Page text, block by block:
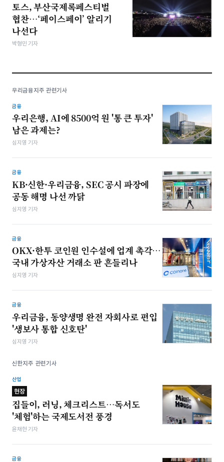
토스, 부산국제록페스티벌
협찬…‘페이스페이’ 알리기
나선다
박형민 기자
우리금융지주 관련기사
금융
우리은행, AI에 8500억 원 '통 큰 투자'
남은 과제는?
심지영 기자
금융
KB·신한·우리금융, SEC 공시 파장에
공동 해명 나선 까닭
심지영 기자
금융
OKX·한투 코인원 인수설에 업계 촉각…
국내 가상자산 거래소 판 흔들리나
심지영 기자
금융
우리금융, 동양생명 완전 자회사로 편입
'생보사 통합 신호탄'
심지영 기자
신한지주 관련기사
산업
현장
집들이, 러닝, 체크리스트…독서도
'체험'하는 국제도서전 풍경
윤채현 기자
금융